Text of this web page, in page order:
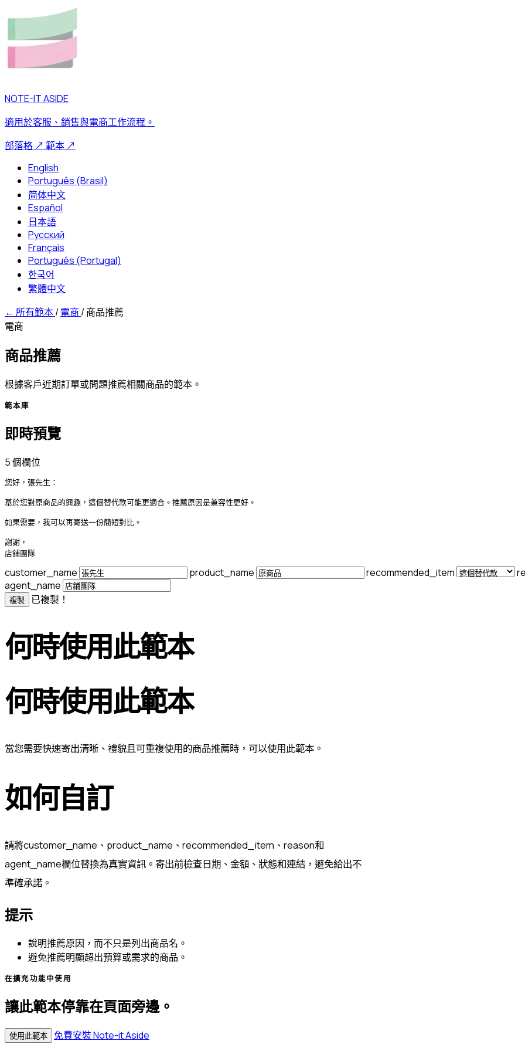
NOTE-IT ASIDE
適用於客服、銷售與電商工作流程。
部落格 ↗ 範本 ↗
English
Português (Brasil)
简体中文
Español
日本語
Русский
Français
Português (Portugal)
한국어
繁體中文
← 所有範本/電商 /商品推薦
電商
商品推薦
根據客戶近期訂單或問題推薦相關商品的範本。
範本庫
即時預覽
5 個欄位
您好，張先生：
基於您對原商品的興趣，這個替代款可能更適合。推薦原因是兼容性更好。
如果需要，我可以再寄送一份簡短對比。
謝謝，
店鋪團隊
customer_name product_name recommended_item
agent_name
複製 已複製！
何時使用此範本
何時使用此範本
當您需要快速寄出清晰、禮貌且可重複使用的商品推薦時，可以使用此範本。
如何自訂
請將customer_name、product_name、recommended_item、reason和
agent_name欄位替換為真實資訊。寄出前檢查日期、金額、狀態和連結，避免給出不
準確承諾。
提示
說明推薦原因，而不只是列出商品名。
避免推薦明顯超出預算或需求的商品。
在擴充功能中使用
讓此範本停靠在頁面旁邊。
使用此範本 免費安裝 Note-it Aside